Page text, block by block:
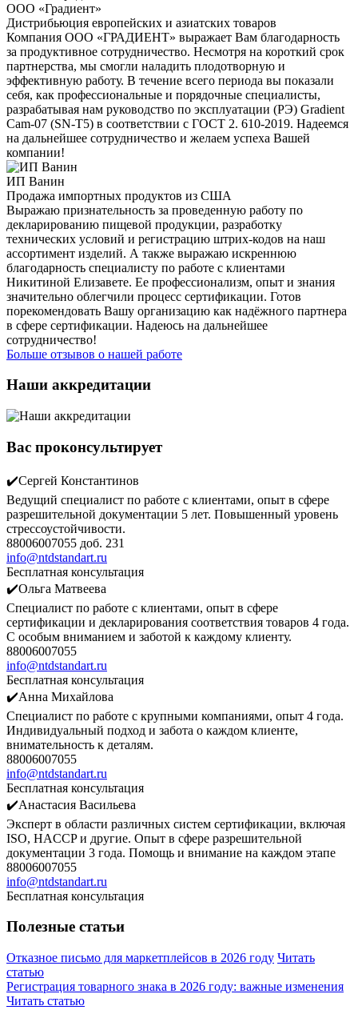
ООО «Градиент»
Дистрибьюция европейских и азиатских товаров
Компания ООО «ГРАДИЕНТ» выражает Вам благодарность
за продуктивное сотрудничество. Несмотря на короткий срок
партнерства, мы смогли наладить плодотворную и
эффективную работу. В течение всего периода вы показали
себя, как профессиональные и порядочные специалисты,
разрабатывая нам руководство по эксплуатации (РЭ) Gradient
Cam-07 (SN-T5) в соответствии с ГОСТ 2. 610-2019. Надеемся
на дальнейшее сотрудничество и желаем успеха Вашей
компании!
ИП Ванин
Продажа импортных продуктов из США
Выражаю признательность за проведенную работу по
декларированию пищевой продукции, разработку
технических условий и регистрацию штрих-кодов на наш
ассортимент изделий. А также выражаю искреннюю
благодарность специалисту по работе с клиентами
Никитиной Елизавете. Ее профессионализм, опыт и знания
значительно облегчили процесс сертификации. Готов
порекомендовать Вашу организацию как надёжного партнера
в сфере сертификации. Надеюсь на дальнейшее
сотрудничество!
Больше отзывов о нашей работе
Наши аккредитации
Вас проконсультирует
✔️Сергей Константинов
Ведущий специалист по работе с клиентами, опыт в сфере
разрешительной документации 5 лет. Повышенный уровень
стрессоустойчивости.
88006007055 доб. 231
info@ntdstandart.ru
Бесплатная консультация
✔️Ольга Матвеева
Специалист по работе с клиентами, опыт в сфере
сертификации и декларирования соответствия товаров 4 года.
С особым вниманием и заботой к каждому клиенту.
88006007055
info@ntdstandart.ru
Бесплатная консультация
✔️Анна Михайлова
Специалист по работе с крупными компаниями, опыт 4 года.
Индивидуальный подход и забота о каждом клиенте,
внимательность к деталям.
88006007055
info@ntdstandart.ru
Бесплатная консультация
✔️Анастасия Васильева
Эксперт в области различных систем сертификации, включая
ISO, HACCP и другие. Опыт в сфере разрешительной
документации 3 года. Помощь и внимание на каждом этапе
88006007055
info@ntdstandart.ru
Бесплатная консультация
Полезные статьи
Отказное письмо для маркетплейсов в 2026 году Читать
статью
Регистрация товарного знака в 2026 году: важные изменения
Читать статью